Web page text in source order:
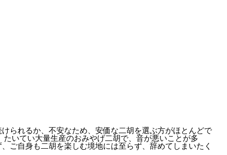
られるか、不安なため、安価な二胡を選ぶ方がほとんどで
いてい大量生産のおみやげ二胡で、音が悪いことが多
ご自身も二胡を楽しむ境地には至らず、辞めてしまいたく